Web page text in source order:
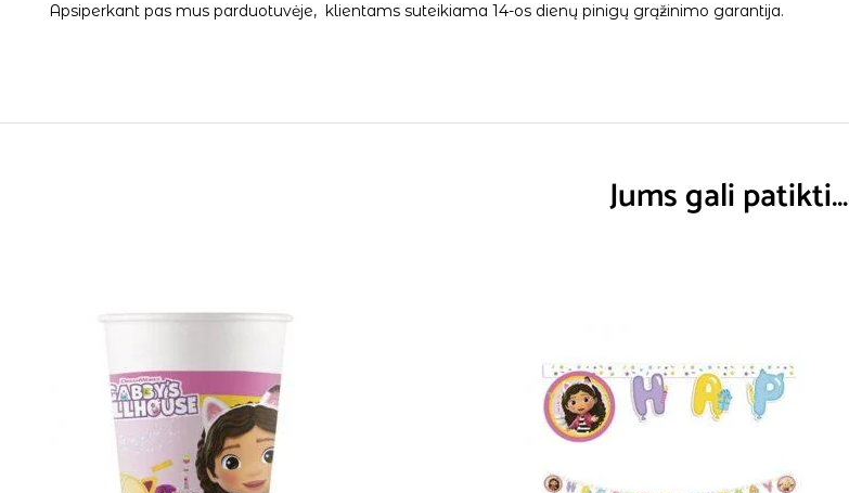
Apsiperkant pas mus parduotuvėje, klientams suteikiama 14-os dienų pinigų grąžinimo garantija.
Jums gali patikti…